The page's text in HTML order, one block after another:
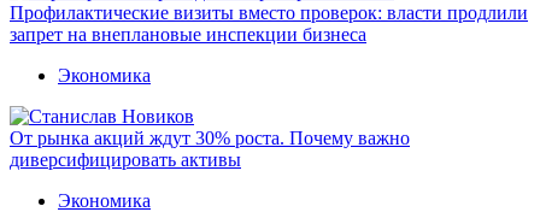
Профилактические визиты вместо проверок: власти продлили
запрет на внеплановые инспекции бизнеса
Экономика
От рынка акций ждут 30% роста. Почему важно
диверсифицировать активы
Экономика